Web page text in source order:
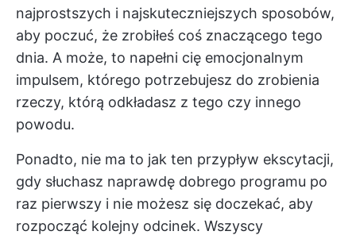
najprostszych i najskuteczniejszych sposobów,
aby poczuć, że zrobiłeś coś znaczącego tego
dnia. A może, to napełni cię emocjonalnym
impulsem, którego potrzebujesz do zrobienia
rzeczy, którą odkładasz z tego czy innego
powodu.
Ponadto, nie ma to jak ten przypływ ekscytacji,
gdy słuchasz naprawdę dobrego programu po
raz pierwszy i nie możesz się doczekać, aby
rozpocząć kolejny odcinek. Wszyscy